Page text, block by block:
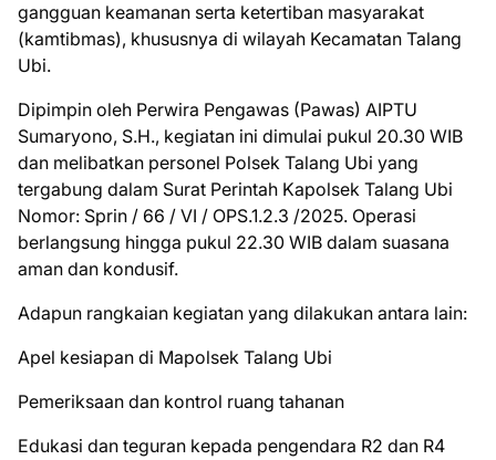
gangguan keamanan serta ketertiban masyarakat
(kamtibmas), khususnya di wilayah Kecamatan Talang
Ubi.
Dipimpin oleh Perwira Pengawas (Pawas) AIPTU
Sumaryono, S.H., kegiatan ini dimulai pukul 20.30 WIB
dan melibatkan personel Polsek Talang Ubi yang
tergabung dalam Surat Perintah Kapolsek Talang Ubi
Nomor: Sprin / 66 / VI / OPS.1.2.3 /2025. Operasi
berlangsung hingga pukul 22.30 WIB dalam suasana
aman dan kondusif.
Adapun rangkaian kegiatan yang dilakukan antara lain:
Apel kesiapan di Mapolsek Talang Ubi
Pemeriksaan dan kontrol ruang tahanan
Edukasi dan teguran kepada pengendara R2 dan R4